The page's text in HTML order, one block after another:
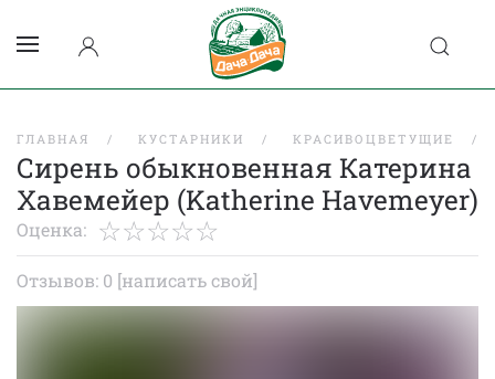
ГЛАВНАЯ КУСТАРНИКИ КРАСИВОЦВЕТУЩИЕ
Сирень обыкновенная Катерина
Хавемейер (Katherine Havemeyer)
Оценка:
Отзывов: 0 [написать свой]